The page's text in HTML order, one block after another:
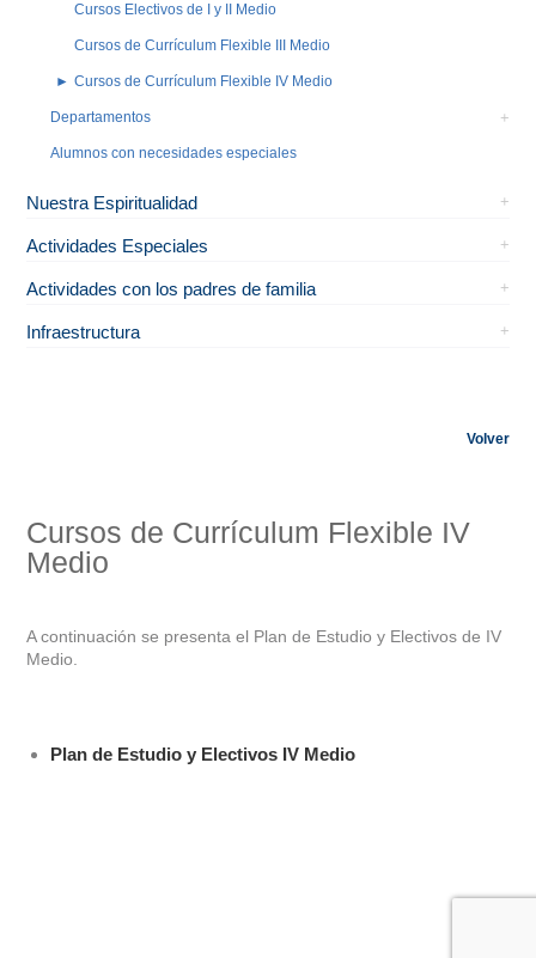
Cursos Electivos de I y II Medio
Cursos de Currículum Flexible III Medio
Cursos de Currículum Flexible IV Medio
Departamentos
Alumnos con necesidades especiales
Nuestra Espiritualidad
Actividades Especiales
Actividades con los padres de familia
Infraestructura
Volver
Cursos de Currículum Flexible IV
Medio
A continuación se presenta el Plan de Estudio y Electivos de IV
Medio.
Plan de Estudio y Electivos IV Medio